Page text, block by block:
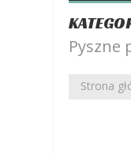
Pyszne
Strona